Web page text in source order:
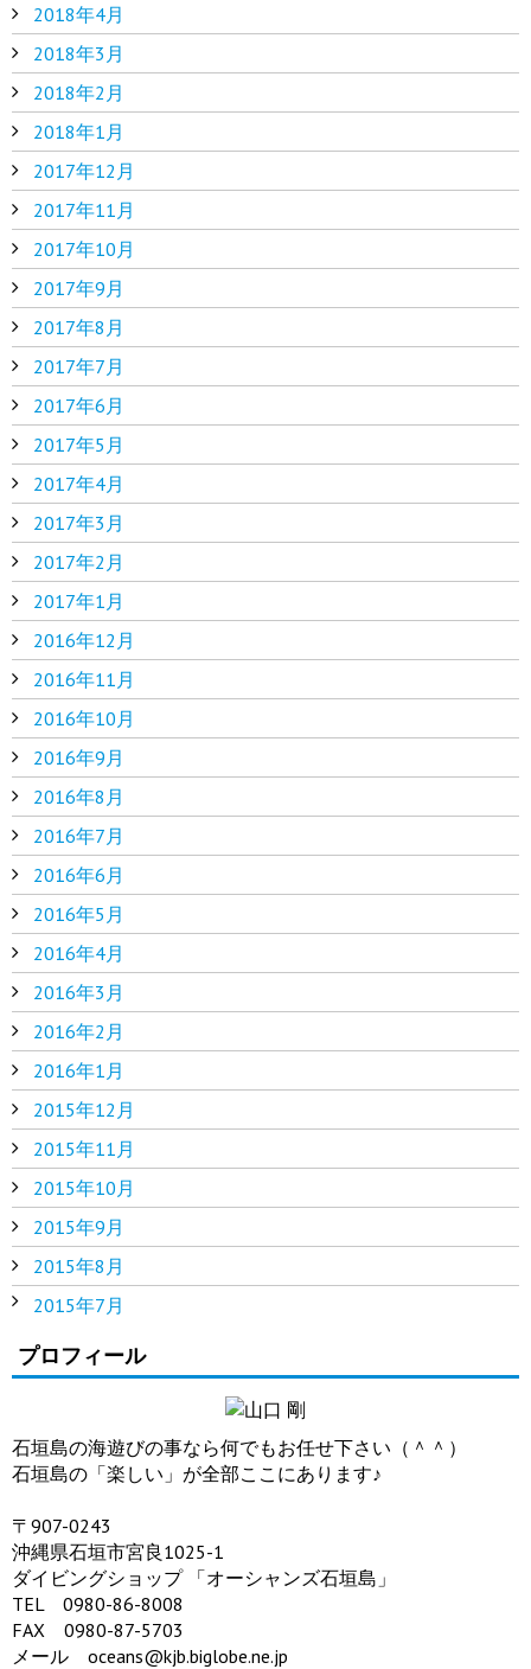
2018年4月
2018年3月
2018年2月
2018年1月
2017年12月
2017年11月
2017年10月
2017年9月
2017年8月
2017年7月
2017年6月
2017年5月
2017年4月
2017年3月
2017年2月
2017年1月
2016年12月
2016年11月
2016年10月
2016年9月
2016年8月
2016年7月
2016年6月
2016年5月
2016年4月
2016年3月
2016年2月
2016年1月
2015年12月
2015年11月
2015年10月
2015年9月
2015年8月
2015年7月
プロフィール
石垣島の海遊びの事なら何でもお任せ下さい（＾＾）
石垣島の「楽しい」が全部ここにあります♪
〒907-0243
沖縄県石垣市宮良1025-1
ダイビングショップ 「オーシャンズ石垣島」
TEL 0980-86-8008
FAX 0980-87-5703
メール oceans@kjb.biglobe.ne.jp